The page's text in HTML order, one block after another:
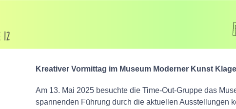
Kreativer Vormittag im Museum Moderner Kunst
Am 13. Mai 2025 besuchte die Time-Out-Gruppe das
spannenden Führung durch die aktuellen Ausstellungen